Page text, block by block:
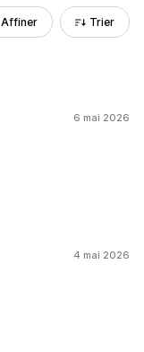
Affiner Trier
6 mai 2026
4 mai 2026